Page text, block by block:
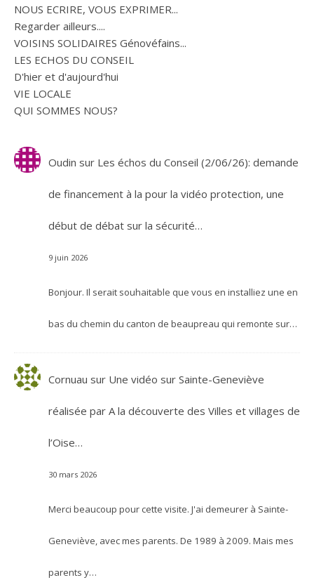
NOUS ECRIRE, VOUS EXPRIMER...
Regarder ailleurs....
VOISINS SOLIDAIRES Génovéfains...
LES ECHOS DU CONSEIL
D'hier et d'aujourd'hui
VIE LOCALE
QUI SOMMES NOUS?
Oudin sur Les échos du Conseil (2/06/26): demande
de financement à la pour la vidéo protection, une
début de débat sur la sécurité…
9 juin 2026
Bonjour. Il serait souhaitable que vous en installiez une en
bas du chemin du canton de beaupreau qui remonte sur…
Cornuau sur Une vidéo sur Sainte-Geneviève
réalisée par A la découverte des Villes et villages de
l’Oise…
30 mars 2026
Merci beaucoup pour cette visite. J'ai demeurer à Sainte-
Geneviève, avec mes parents. De 1989 à 2009. Mais mes
parents y…